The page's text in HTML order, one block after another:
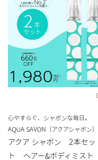
心やすらぐ、シャボンな毎日。
AQUA SAVON（アクアシャボン）
アクア シャボン 2本セッ
ト ヘアー&ボディミスト